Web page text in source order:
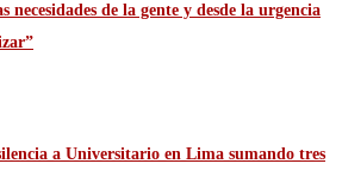
necesidades de la gente y desde la urgencia
a Universitario en Lima sumando tres